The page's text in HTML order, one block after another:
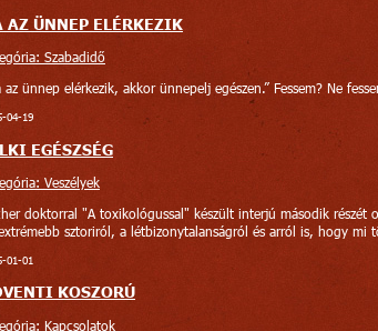
AZ ÜNNEP ELÉRKEZIK
Szabadidő
az ünnep elérkezik, akkor ünnepelj egészen.” Fessem? Ne
04-19
EGÉSZSÉG
Veszélyek
doktorral "A toxikológussal" készült interjú második részét
sztoriról, a létbizonytalanságról és arról is, hogy mi
01-01
KOSZORÚ
Kapcsolatok